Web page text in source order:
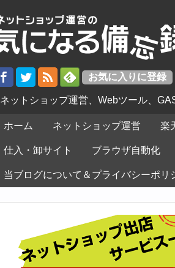
ネットショップ運営、Webツール、
ホーム ネットショップ運営 楽
仕入・卸サイト ブラウザ自動化
当ブログについて＆プライバシーポリ